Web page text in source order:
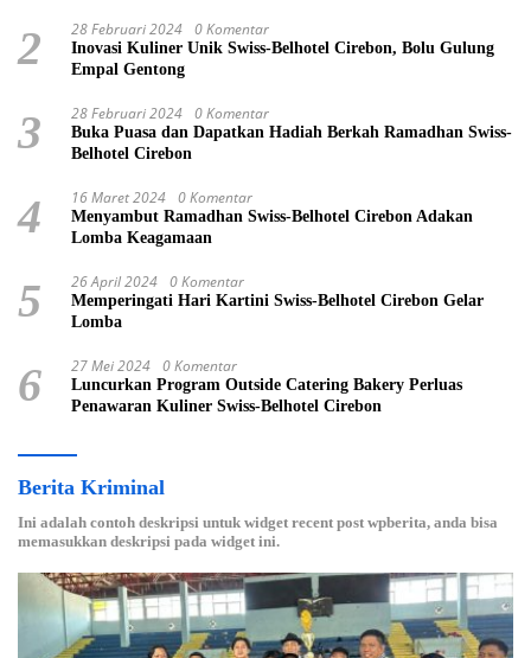
2 28 Februari 2024 0 Komentar
Inovasi Kuliner Unik Swiss-Belhotel Cirebon, Bolu Gulung
Empal Gentong
3 28 Februari 2024 0 Komentar
Buka Puasa dan Dapatkan Hadiah Berkah Ramadhan Swiss-
Belhotel Cirebon
4 16 Maret 2024 0 Komentar
Menyambut Ramadhan Swiss-Belhotel Cirebon Adakan
Lomba Keagamaan
5 26 April 2024 0 Komentar
Memperingati Hari Kartini Swiss-Belhotel Cirebon Gelar
Lomba
6 27 Mei 2024 0 Komentar
Luncurkan Program Outside Catering Bakery Perluas
Penawaran Kuliner Swiss-Belhotel Cirebon
Berita Kriminal
Ini adalah contoh deskripsi untuk widget recent post wpberita, anda bisa
memasukkan deskripsi pada widget ini.